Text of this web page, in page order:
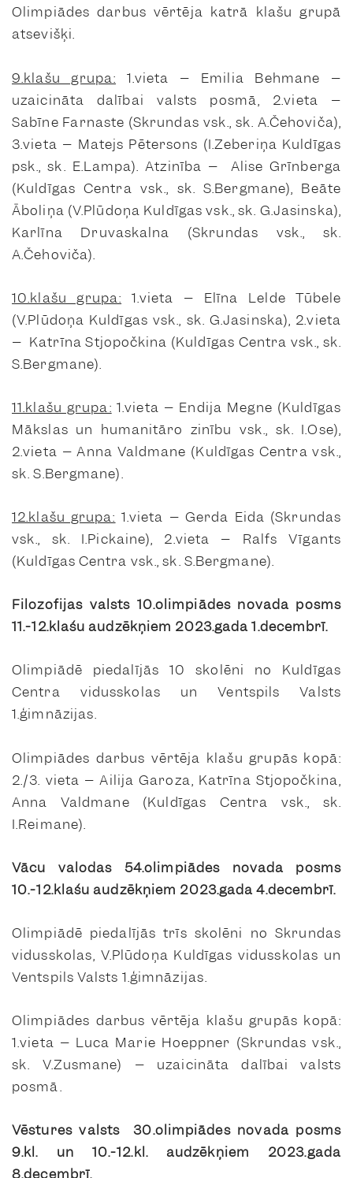
Olimpiādes darbus vērtēja katrā klašu grupā
atsevišķi.
9.klašu grupa: 1.vieta – Emilia Behmane –
uzaicināta dalībai valsts posmā, 2.vieta –
Sabīne Farnaste (Skrundas vsk., sk. A.Čehoviča),
3.vieta – Matejs Pētersons (I.Zeberiņa Kuldīgas
psk., sk. E.Lampa). Atzinība – Alise Grīnberga
(Kuldīgas Centra vsk., sk. S.Bergmane), Beāte
Āboliņa (V.Plūdoņa Kuldīgas vsk., sk. G.Jasinska),
Karlīna Druvaskalna (Skrundas vsk., sk.
A.Čehoviča).
10.klašu grupa: 1.vieta – Elīna Lelde Tūbele
(V.Plūdoņa Kuldīgas vsk., sk. G.Jasinska), 2.vieta
– Katrīna Stjopočkina (Kuldīgas Centra vsk., sk.
S.Bergmane).
11.klašu grupa: 1.vieta – Endija Megne (Kuldīgas
Mākslas un humanitāro zinību vsk., sk. I.Ose),
2.vieta – Anna Valdmane (Kuldīgas Centra vsk.,
sk. S.Bergmane).
12.klašu grupa: 1.vieta – Gerda Eida (Skrundas
vsk., sk. I.Pickaine), 2.vieta – Ralfs Vīgants
(Kuldīgas Centra vsk., sk. S.Bergmane).
Filozofijas valsts 10.olimpiādes novada posms
11.-12.klašu audzēkņiem 2023.gada 1.decembrī.
Olimpiādē piedalījās 10 skolēni no Kuldīgas
Centra vidusskolas un Ventspils Valsts
1.ģimnāzijas.
Olimpiādes darbus vērtēja klašu grupās kopā:
2./3. vieta – Ailija Garoza, Katrīna Stjopočkina,
Anna Valdmane (Kuldīgas Centra vsk., sk.
I.Reimane).
Vācu valodas 54.olimpiādes novada posms
10.-12.klašu audzēkņiem 2023.gada 4.decembrī.
Olimpiādē piedalījās trīs skolēni no Skrundas
vidusskolas, V.Plūdoņa Kuldīgas vidusskolas un
Ventspils Valsts 1.ģimnāzijas.
Olimpiādes darbus vērtēja klašu grupās kopā:
1.vieta – Luca Marie Hoeppner (Skrundas vsk.,
sk. V.Zusmane) – uzaicināta dalībai valsts
posmā.
Vēstures valsts 30.olimpiādes novada posms
9.kl. un 10.-12.kl. audzēkņiem 2023.gada
8.decembrī.